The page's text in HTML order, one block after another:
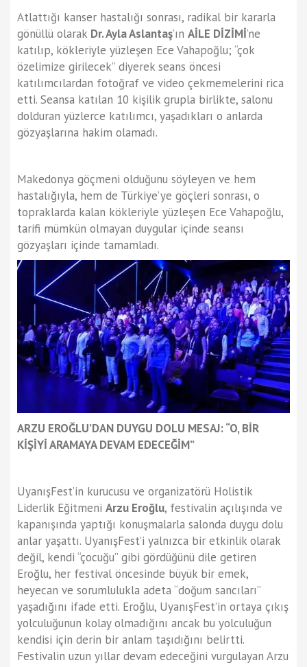
Atlattığı kanser hastalığı sonrası, radikal bir kararla
gönüllü olarak Dr. Ayla Aslantaş’ın AİLE DİZİMİ’ne
katılıp, kökleriyle yüzleşen Ece Vahapoğlu; “çok
özelimize girilecek” diyerek seans öncesi
katılımcılardan fotoğraf ve video çekmemelerini rica
etti. Seansa katılan 10 kişilik grupla birlikte, salonu
dolduran yüzlerce katılımcı, yaşadıkları o anlarda
gözyaşlarına hakim olamadı.
Makedonya göçmeni olduğunu söyleyen ve hem
hastalığıyla, hem de Türkiye’ye göçleri sonrası, o
topraklarda kalan kökleriyle yüzleşen Ece Vahapoğlu,
tarifi mümkün olmayan duygular içinde seansı
gözyaşları içinde tamamladı.
ARZU EROĞLU’DAN DUYGU DOLU MESAJ: “O, BİR
KİŞİYİ ARAMAYA DEVAM EDECEĞİM”
UyanışFest’in kurucusu ve organizatörü Holistik
Liderlik Eğitmeni Arzu Eroğlu, festivalin açılışında ve
kapanışında yaptığı konuşmalarla salonda duygu dolu
anlar yaşattı. UyanışFest’i yalnızca bir etkinlik olarak
değil, kendi “çocuğu” gibi gördüğünü dile getiren
Eroğlu, her festival öncesinde büyük bir emek,
heyecan ve sorumlulukla adeta “doğum sancıları”
yaşadığını ifade etti. Eroğlu, UyanışFest’in ortaya çıkış
yolculuğunun kolay olmadığını ancak bu yolculuğun
kendisi için derin bir anlam taşıdığını belirtti.
Festivalin uzun yıllar devam edeceğini vurgulayan Arzu